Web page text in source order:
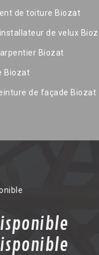
de toiture Biozat
de velux
Biozat
Biozat
de façade Biozat